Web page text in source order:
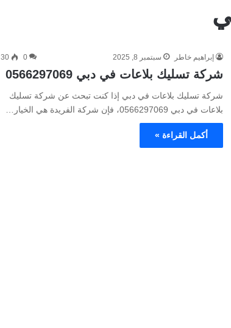
إبراهيم خاطر سبتمبر 8, 2025 0
30
شركة تسليك بلاعات في دبي 0566297069
شركة تسليك بلاعات في دبي إذا كنت تبحث عن شركة تسليك
بلاعات في دبي 0566297069، فإن شركة الفريدة هي الخيار…
أكمل القراءة »